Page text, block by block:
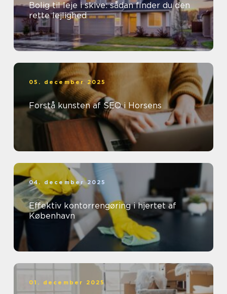
Bolig til leje i skive: sådan finder du den
rette lejlighed
05. december 2025
Forstå kunsten af SEO i Horsens
04. december 2025
Effektiv kontorrengøring i hjertet af
København
01. december 2025